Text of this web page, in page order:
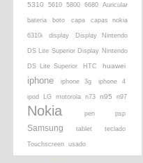
5310 5610 5800 6680 Auricular
bateria boto capa capas nokia
6310i display Display Nintendo
DS Lite Superior Display Nintendo
DS Lite Superior HTC huawei
iphone iphone 3g iphone 4
ipod LG motorola n73 n95 n97
Nokia pen psp
Samsung tablet teclado
Touchscreen usado